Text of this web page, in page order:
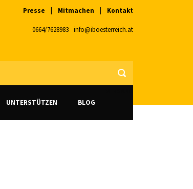
Presse Mitmachen Kontakt
0664/7628983 info@iboesterreich.at
UNTERSTÜTZEN BLOG